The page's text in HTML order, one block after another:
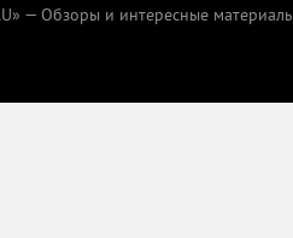
— Обзоры и интересные